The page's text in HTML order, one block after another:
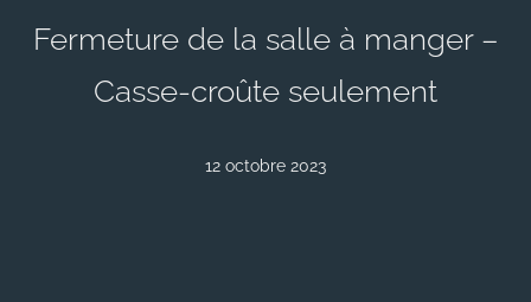
Fermeture de la salle à manger –
Casse-croûte seulement
12 octobre 2023